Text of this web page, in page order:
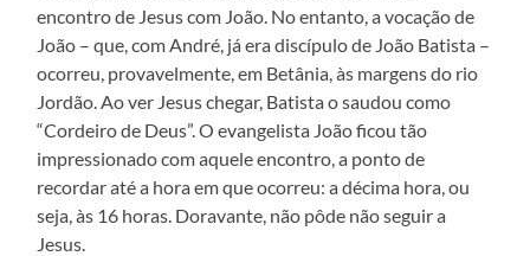
encontro de Jesus com João. No entanto, a vocação de
João – que, com André, já era discípulo de João Batista –
ocorreu, provavelmente, em Betânia, às margens do rio
Jordão. Ao ver Jesus chegar, Batista o saudou como
“Cordeiro de Deus”. O evangelista João ficou tão
impressionado com aquele encontro, a ponto de
recordar até a hora em que ocorreu: a décima hora, ou
seja, às 16 horas. Doravante, não pôde não seguir a
Jesus.